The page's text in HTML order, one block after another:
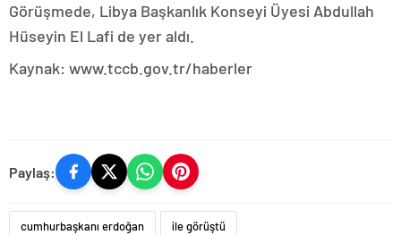
Görüşmede, Libya Başkanlık Konseyi Üyesi Abdullah
Hüseyin El Lafi de yer aldı.
Kaynak: www.tccb.gov.tr/haberler
Paylaş:
cumhurbaşkanı erdoğan ile görüştü